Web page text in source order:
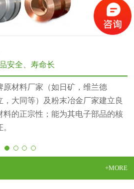
安全、寿命长
原材料厂家（如日矿，维兰德
，大同等）及粉末冶金厂家建立良
料的正宗性；能为其电子部品的核
+MORE